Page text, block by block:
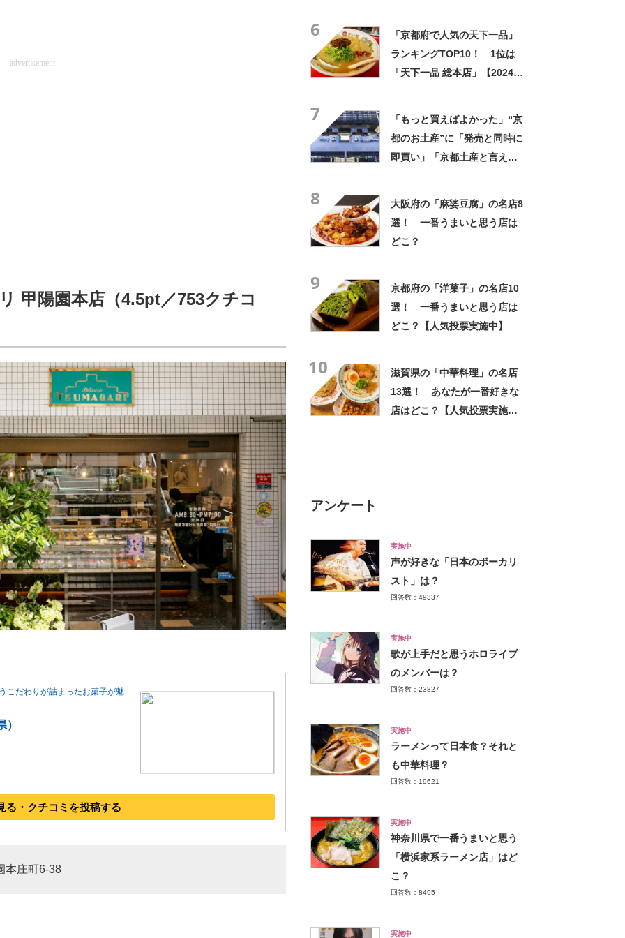
advertisement
甲陽園本店（4.5pt／753クチコ
こだわりが詰まったお菓子が魅
る・クチコミを投稿する
本庄町6-38
6
「京都府で人気の天下一品」
ランキングTOP10！ 1位は
「天下一品 総本店」【2024年
7
「もっと買えばよかった」“京
都のお土産”に「発売と同時に
即買い」「京都土産と言え
8
大阪府の「麻婆豆腐」の名店8
選！ 一番うまいと思う店は
どこ？
9
京都府の「洋菓子」の名店10
選！ 一番うまいと思う店は
どこ？【人気投票実施中】
10
滋賀県の「中華料理」の名店
13選！ あなたが一番好きな
店はどこ？【人気投票実施
アンケート
実施中
声が好きな「日本のボーカリ
スト」は？
回答数：49337
実施中
歌が上手だと思うホロライブ
のメンバーは？
回答数：23827
実施中
ラーメンって日本食？それと
も中華料理？
回答数：19621
実施中
神奈川県で一番うまいと思う
「横浜家系ラーメン店」はど
こ？
回答数：8495
実施中